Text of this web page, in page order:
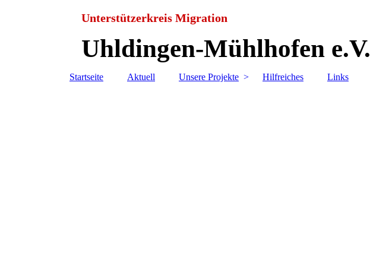
Unterstützerkreis Migration
Uhldingen-Mühlhofen e.V.
Startseite Aktuell Unsere Projekte Hilfreiches Links